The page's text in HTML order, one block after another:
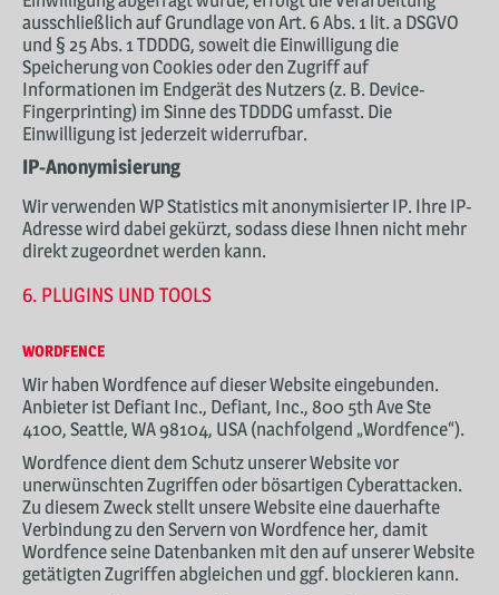
ausschließlich auf Grundlage von Art. 6 Abs. 1 lit. a DSGVO
und § 25 Abs. 1 TDDDG, soweit die Einwilligung die
Speicherung von Cookies oder den Zugriff auf
Informationen im Endgerät des Nutzers (z. B. Device-
Fingerprinting) im Sinne des TDDDG umfasst. Die
Einwilligung ist jederzeit widerrufbar.
IP-Anonymisierung
Wir verwenden WP Statistics mit anonymisierter IP. Ihre IP-
Adresse wird dabei gekürzt, sodass diese Ihnen nicht mehr
direkt zugeordnet werden kann.
6. PLUGINS UND TOOLS
WORDFENCE
Wir haben Wordfence auf dieser Website eingebunden.
Anbieter ist Defiant Inc., Defiant, Inc., 800 5th Ave Ste
4100, Seattle, WA 98104, USA (nachfolgend „Wordfence“).
Wordfence dient dem Schutz unserer Website vor
unerwünschten Zugriffen oder bösartigen Cyberattacken.
Zu diesem Zweck stellt unsere Website eine dauerhafte
Verbindung zu den Servern von Wordfence her, damit
Wordfence seine Datenbanken mit den auf unserer Website
getätigten Zugriffen abgleichen und ggf. blockieren kann.